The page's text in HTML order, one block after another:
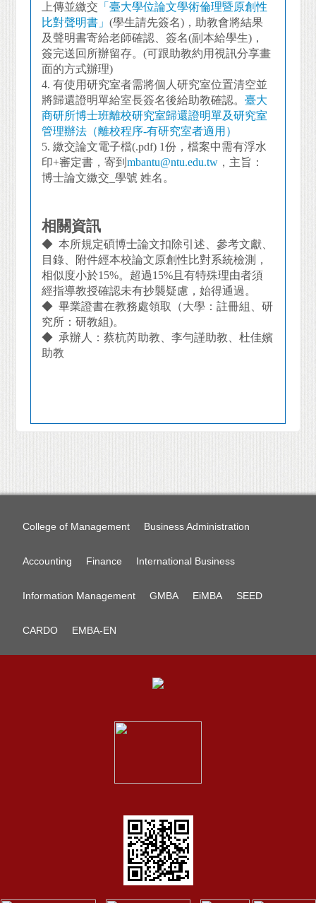
上傳並繳交 「臺大學位論文學術倫理暨原創性
比對聲明書」(學生請先簽名)，助教會將結果
及聲明書寄給老師確認、簽名(副本給學生)，
簽完送回所辦留存。(可跟助教約用視訊分享畫
面的方式辦理)
4. 有使用研究室者需將個人研究室位置清空並
將歸還證明單給室長簽名後給助教確認。臺大
商研所博士班離校研究室歸還證明單及研究室
管理辦法（離校程序-有研究室者適用）
5.繳交論文電子檔(.pdf) 1份，檔案中需有浮水
印+審定書，寄到mbantu@ntu.edu.tw ，主旨：
博士論文繳交_學號 姓名。
相關資訊
◆ 本所規定碩博士論文扣除引述、參考文獻、
目錄、附件經本校論文原創性比對系統檢測，
相似度小於15%。超過15%且有特殊理由者須
經指導教授確認未有抄襲疑慮，始得通過。
◆ 畢業證書在教務處領取（大學：註冊組、研
究所：研教組)。
◆ 承辦人：蔡杭芮助教、李勻謹助教、杜佳嬪
助教
College of Management Business Administration
Accounting Finance International Business
Information Management GMBA EiMBA SEED
CARDO EMBA-EN